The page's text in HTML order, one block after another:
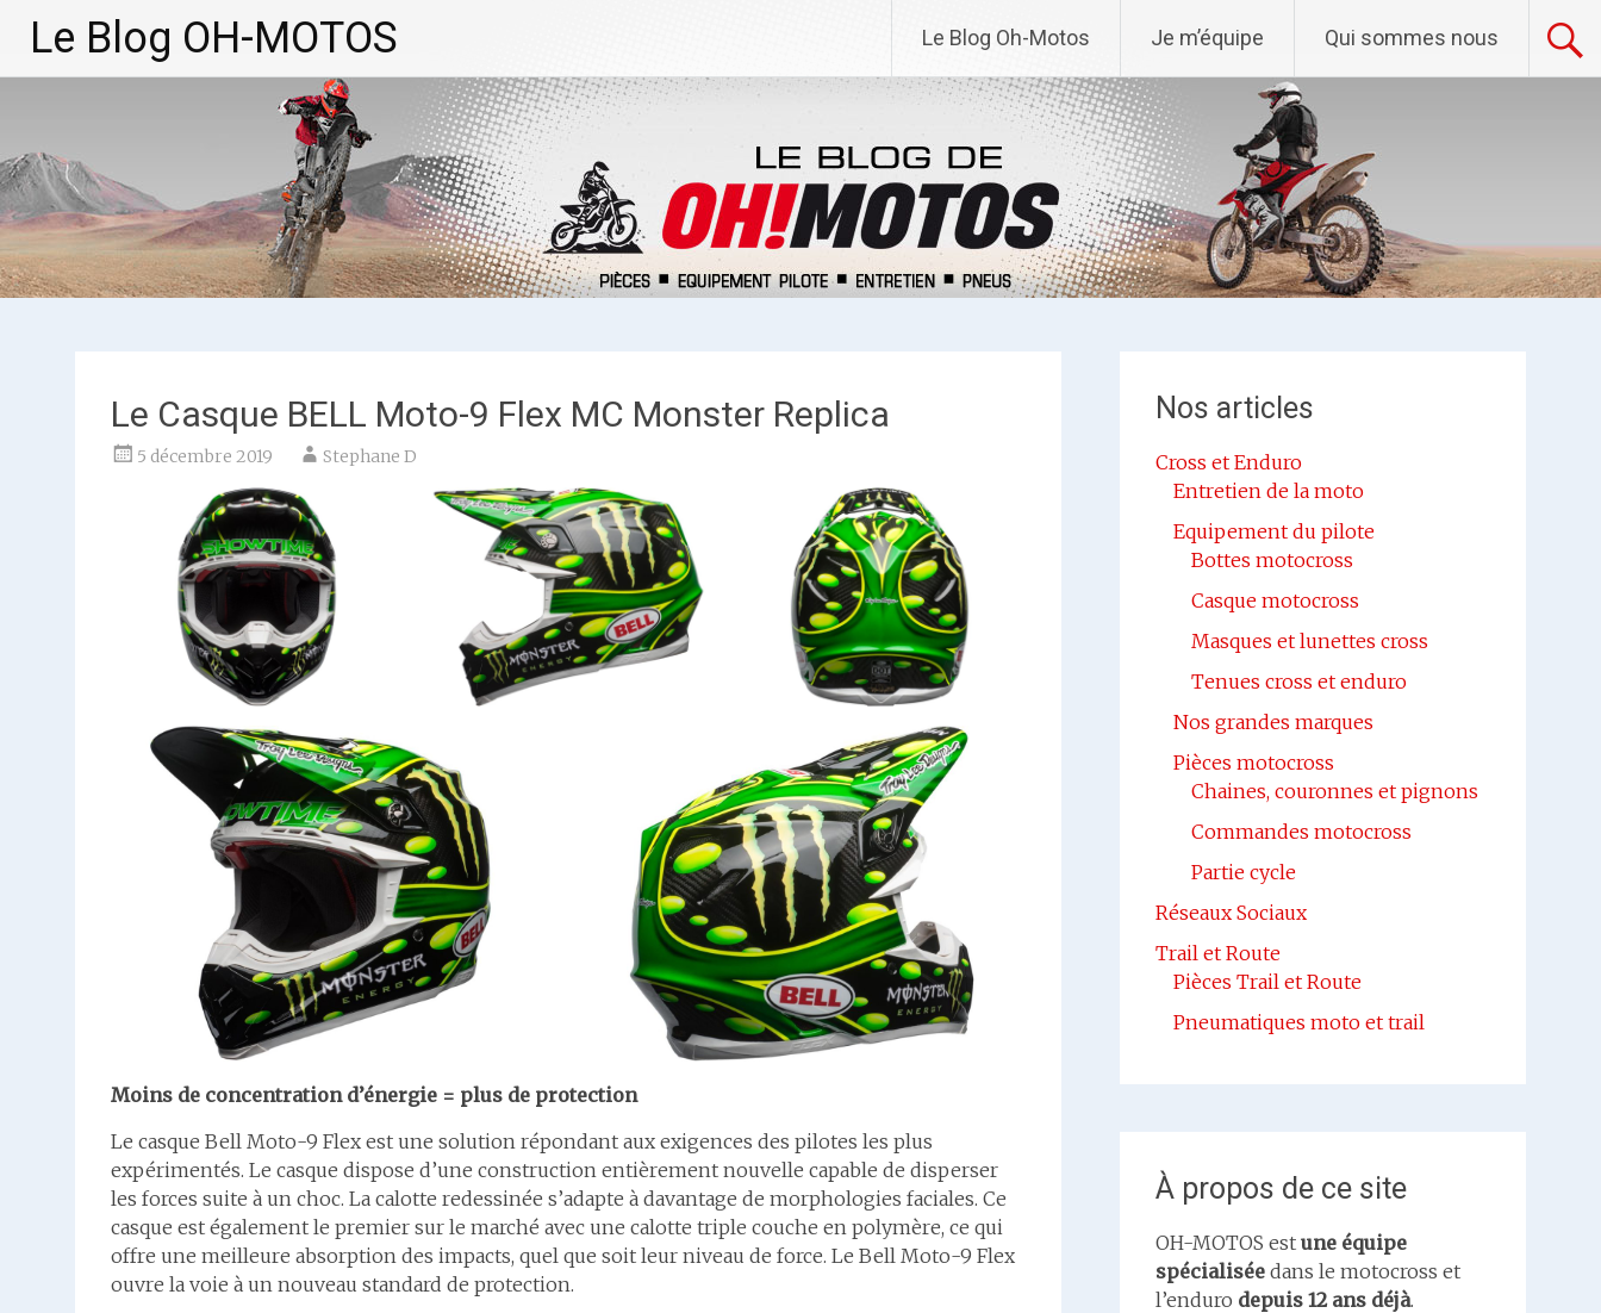
contenu
Le Blog OH-MOTOS Le Blog Oh-Motos Je m’équipe Qui sommes nous
Le Casque BELL Moto-9 Flex MC Monster Replica
5 décembre 2019 Stephane D
Moins de concentration d’énergie = plus de protection
Le casque Bell Moto-9 Flex est une solution répondant aux exigences des pilotes les plus
expérimentés. Le casque dispose d’une construction entièrement nouvelle capable de disperser
les forces suite à un choc. La calotte redessinée s’adapte à davantage de morphologies faciales. Ce
casque est également le premier sur le marché avec une calotte triple couche en polymère, ce qui
offre une meilleure absorption des impacts, quel que soit leur niveau de force. Le Bell Moto-9 Flex
ouvre la voie à un nouveau standard de protection.
Nos articles
Cross et Enduro
Entretien de la moto
Equipement du pilote
Bottes motocross
Casque motocross
Masques et lunettes cross
Tenues cross et enduro
Nos grandes marques
Pièces motocross
Chaines, couronnes et pignons
Commandes motocross
Partie cycle
Réseaux Sociaux
Trail et Route
Pièces Trail et Route
Pneumatiques moto et trail
À propos de ce site
OH-MOTOS est une équipe
spécialiséedans le motocross et
l’enduro depuis 12 ans déjà.